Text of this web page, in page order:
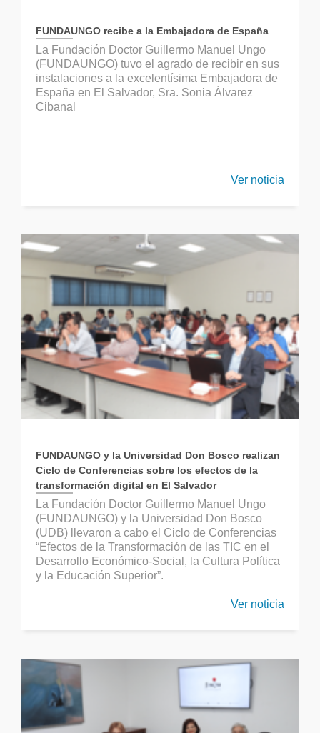
FUNDAUNGO recibe a la Embajadora de España
La Fundación Doctor Guillermo Manuel Ungo
(FUNDAUNGO) tuvo el agrado de recibir en sus
instalaciones a la excelentísima Embajadora de
España en El Salvador, Sra. Sonia Álvarez
Cibanal
Ver noticia
FUNDAUNGO y la Universidad Don Bosco realizan
Ciclo de Conferencias sobre los efectos de la
transformación digital en El Salvador
La Fundación Doctor Guillermo Manuel Ungo
(FUNDAUNGO) y la Universidad Don Bosco
(UDB) llevaron a cabo el Ciclo de Conferencias
“Efectos de la Transformación de las TIC en el
Desarrollo Económico-Social, la Cultura Política
y la Educación Superior”.
Ver noticia